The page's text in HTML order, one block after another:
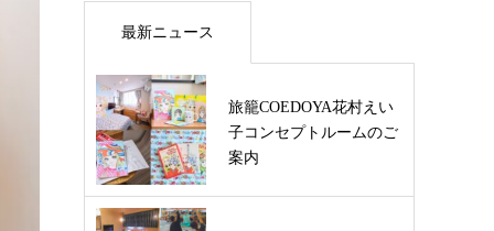
最新ニュース
旅籠COEDOYA花村えい
子コンセプトルームのご
案内